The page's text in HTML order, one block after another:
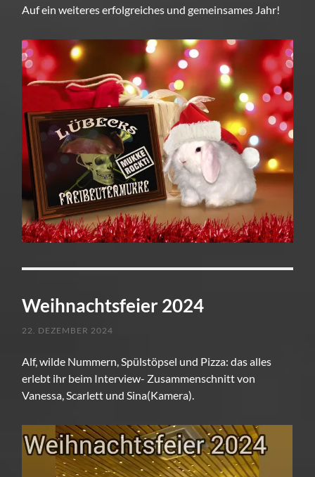
Auf ein weiteres erfolgreiches und gemeinsames Jahr!
Weihnachtsfeier 2024
22. DEZEMBER 2024
Alf, wilde Nummern, Spülstöpsel und Pizza: das alles
erlebt ihr beim Interview- Zusammenschnitt von
Vanessa, Scarlett und Sina(Kamera).